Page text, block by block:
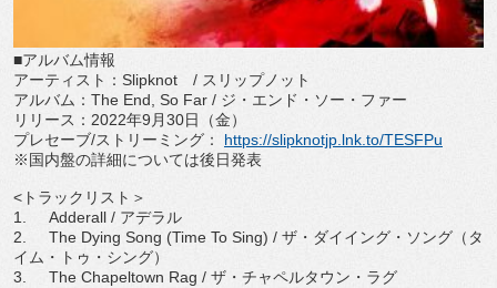
■アルバム情報
アーティスト： Slipknot / スリップノット
アルバム： The End, So Far / ジ・エンド・ソー・ファー
リリース： 2022年9月30日（金）
プレセーブ/ストリーミング： https://slipknotjp.lnk.to/TESFPu
※国内盤の詳細については後日発表
< トラックリスト＞
1. Adderall / アデラル
2. The Dying Song (Time To Sing) / ザ・ダイイング・ソング（タ
イム・トゥ・シング）
3. The Chapeltown Rag / ザ・チャペルタウン・ラグ